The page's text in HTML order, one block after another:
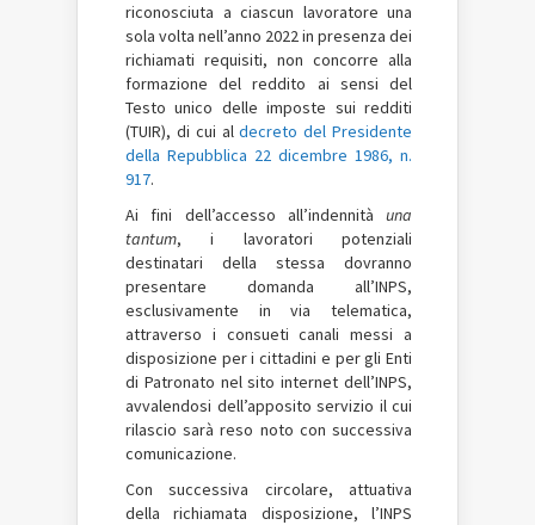
riconosciuta a ciascun lavoratore una
sola volta nell’anno 2022 in presenza dei
richiamati requisiti, non concorre alla
formazione del reddito ai sensi del
Testo unico delle imposte sui redditi
(TUIR), di cui aldecreto del Presidente
della Repubblica 22 dicembre 1986, n.
917.
Ai fini dell’accesso all’indennità una
tantum, i lavoratori potenziali
destinatari della stessa dovranno
presentare domanda all’INPS,
esclusivamente in via telematica,
attraverso i consueti canali messi a
disposizione per i cittadini e per gli Enti
di Patronato nel sito internet dell’INPS,
avvalendosi dell’apposito servizio il cui
rilascio sarà reso noto con successiva
comunicazione.
Con successiva circolare, attuativa
della richiamata disposizione, l’INPS